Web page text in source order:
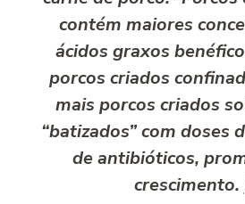
contém maiores
ácidos graxos
porcos criados
mais porcos criados
“batizados” com doses
de antibióticos,
crescimento.